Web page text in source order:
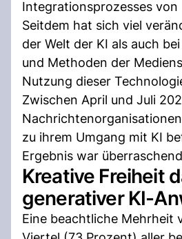
Integrationsprozesses von
Seitdem hat sich viel
der Welt der KI als auch
und Methoden der
Nutzung dieser
Zwischen April und Juli
zu ihrem Umgang mit KI
Ergebnis war
Kreative Freiheit
generativer KI-
Eine beachtliche Mehrheit